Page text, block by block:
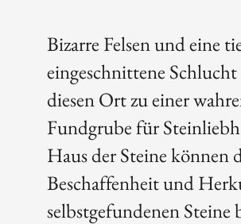
Bizarre Felsen und eine
eingeschnittene
diesen Ort zu einer
Fundgrube für
Haus der Steine können
Beschaffenheit und
selbstgefundenen Steine